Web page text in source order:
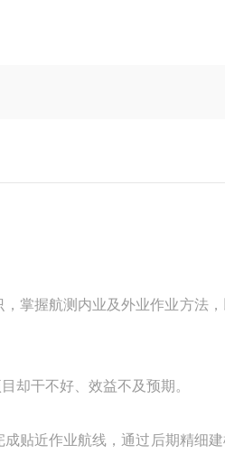
掌握航测内业及外业作业方法
却干不好、效益不及预期。
贴近作业航线，通过后期精细